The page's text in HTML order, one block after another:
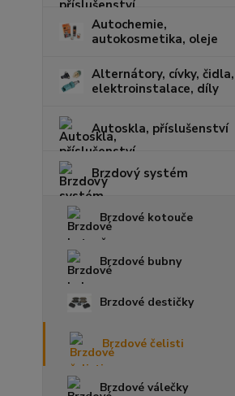
Autochemie,
autokosmetika, oleje
Alternátory, cívky, čidla,
elektroinstalace, díly
Autoskla, příslušenství
Brzdový systém
Brzdové kotouče
Brzdové bubny
Brzdové destičky
Brzdové čelisti
Brzdové válečky